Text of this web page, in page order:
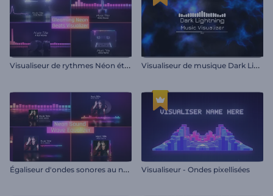
V
isualiseur de rythmes Néon étincelant V
isualiseur de musique Dark Lightning
É
galiseur d'ondes sonores au néon Visualiseur - Ondes pixellisées